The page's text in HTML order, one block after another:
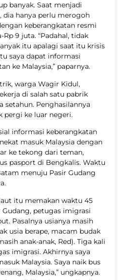
banyak. Saat menjadi
dia hanya perlu merogoh
keberangkatan resmi
9 juta. “Padahal, tidak
itu apalagi saat itu krisis
saya dapat informasi
ke Malaysia,” paparnya.
warga Wagir Kidul,
di salah satu pabrik
setahun. Penghasilannya
pergi ke luar negeri.
informasi keberangkatan
masuk Malaysia dengan
ke tekong dari teman,
pasport di Bengkalis. Waktu
menuju Pasir Gudang
itu memakan waktu 45
petugas imigrasi
Pasalnya usianya masih
usia berape, macam budak
anak-anak, Red). Tiga kali
imigrasi. Akhirnya saya
Malaysia. Saya naik bus
Malaysia,” ungkapnya.